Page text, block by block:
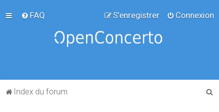
FAQ Connexion
S’enregistrer
Index du forum